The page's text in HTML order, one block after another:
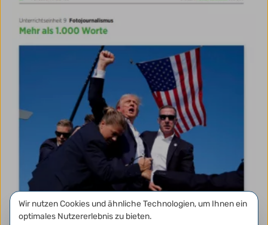
Datenschutzeinstellungen
Wir nutzen Cookies und ähnliche Technologien, um Ihnen ein
optimales Nutzererlebnis zu bieten.